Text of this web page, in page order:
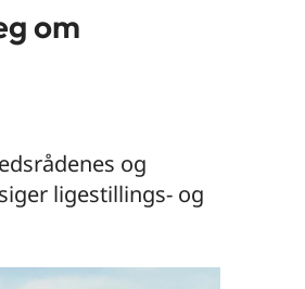
om
og
ligestillings- og